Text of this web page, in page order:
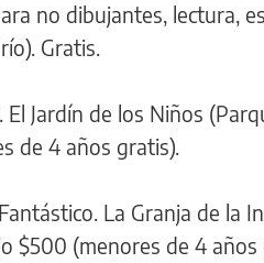
no dibujantes, lectura,
Gratis.
El Jardín de los Niños
de 4 años gratis).
La Granja de la
$500 (menores de 4 años